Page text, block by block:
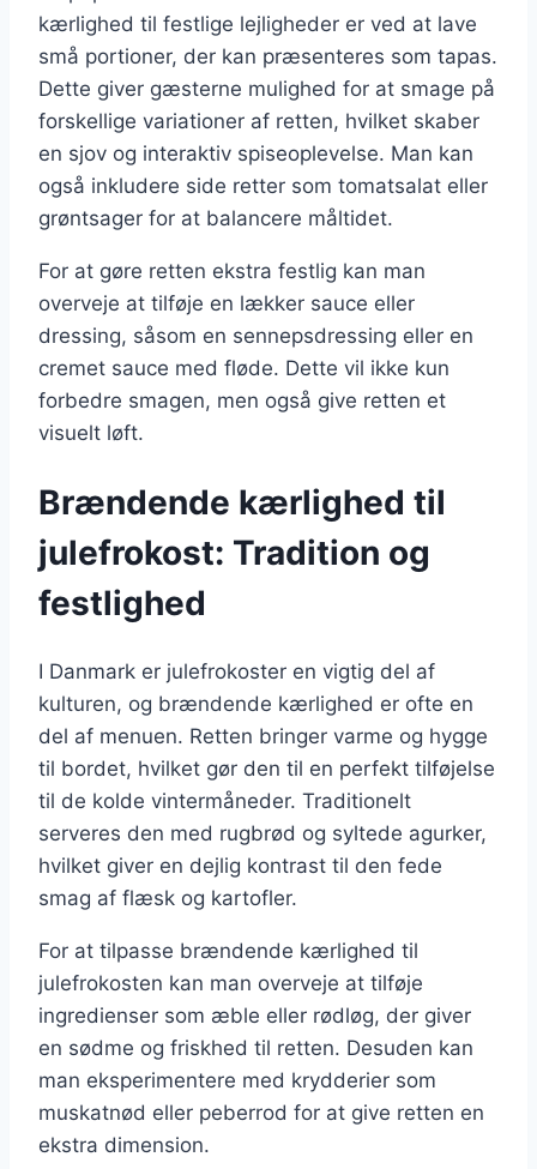
kærlighed til festlige lejligheder er ved at lave
små portioner, der kan præsenteres som tapas.
Dette giver gæsterne mulighed for at smage på
forskellige variationer af retten, hvilket skaber
en sjov og interaktiv spiseoplevelse. Man kan
også inkludere side retter som tomatsalat eller
grøntsager for at balancere måltidet.
For at gøre retten ekstra festlig kan man
overveje at tilføje en lækker sauce eller
dressing, såsom en sennepsdressing eller en
cremet sauce med fløde. Dette vil ikke kun
forbedre smagen, men også give retten et
visuelt løft.
Brændende kærlighed til
julefrokost: Tradition og
festlighed
I Danmark er julefrokoster en vigtig del af
kulturen, og brændende kærlighed er ofte en
del af menuen. Retten bringer varme og hygge
til bordet, hvilket gør den til en perfekt tilføjelse
til de kolde vintermåneder. Traditionelt
serveres den med rugbrød og syltede agurker,
hvilket giver en dejlig kontrast til den fede
smag af flæsk og kartofler.
For at tilpasse brændende kærlighed til
julefrokosten kan man overveje at tilføje
ingredienser som æble eller rødløg, der giver
en sødme og friskhed til retten. Desuden kan
man eksperimentere med krydderier som
muskatnød eller peberrod for at give retten en
ekstra dimension.